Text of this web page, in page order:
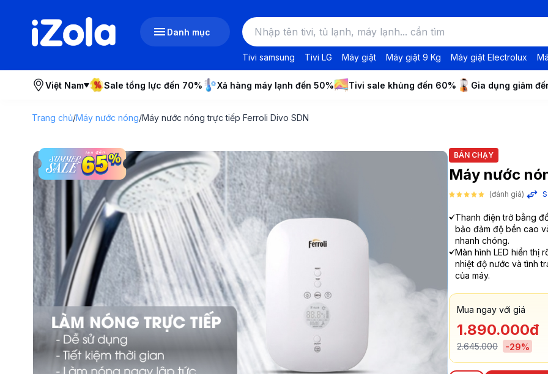
Danh mục
Tivi samsung Tivi LG Máy giặt Máy giặt 9 Kg Máy giặt Electrolux
Việt Nam Sale tổng lực đến 70% Xả hàng máy lạnh đến 50% Tivi sale khủng đến 60% Gia dụng giảm
Trang chủ/Máy nước nóng/Máy nước nóng trực tiếp Ferroli Divo SDN
BÁN CHẠY
Máy nước
(đánh giá)
Thanh điện trở bằng
bảo đảm độ bền cao
nhanh chóng.
Màn hình LED hiển thị
nhiệt độ nước và tình
của máy.
Mua ngay với giá
1.890.000đ
2.645.000 -29%